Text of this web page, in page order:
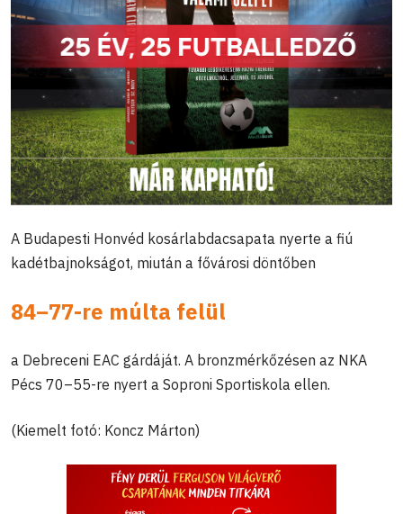
A Budapesti Honvéd kosárlabdacsapata nyerte a fiú
kadétbajnokságot, miután a fővárosi döntőben
84–77-re múlta felül
a Debreceni EAC gárdáját. A bronzmérkőzésen az NKA
Pécs 70–55-re nyert a Soproni Sportiskola ellen.
(Kiemelt fotó: Koncz Márton)